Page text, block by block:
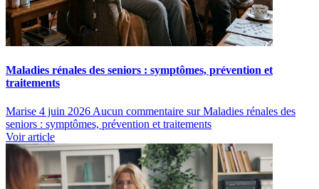
Maladies rénales des seniors : symptômes, prévention et
traitements
Marise 4 juin 2026 Aucun commentaire sur Maladies rénales des
seniors : symptômes, prévention et traitements
Voir article